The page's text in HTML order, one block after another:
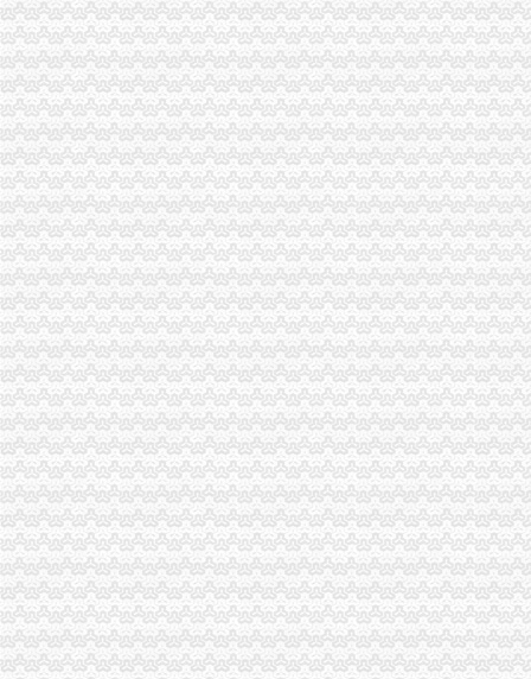
北京芍居会计服务、办理税务登记-北京58同城
磁器口办税务登记证
北京办理注册有限公司流程
【办理组织机构代码证、办理税务登记证】-朝大望路易登网
办理税务登记证注销你只需要了解2点_税务登记证注销_税务登记证注
个体户有营业执照,怎么办理税务登记证-生活杂谈-得意生活-武汉生
合肥哪里办税务登记证？-问答-合肥合肥房多多
陈家湾办税务登记证
如何看懂三大财务报表doc下载_爱问共享资料
刚刚！临川区发布了2017年城区范围小学学区划分通告,看看你家娃在
关于印发《2014年郴州市“民生100工程”考核指标报送要求和验收标
临川区2014年秋季小学招生实施方案--中国临川网
[公告]重庆钢铁：详式权益变动报告书-[中财网]
陈家桥办税务登记证
租售转让|公司|重庆市|重庆_新浪新闻
重庆燃气：2016年年度报告_搜狐财经_搜狐网
方正证券-资讯
沙坪坝区陈家桥院电子摄像监控系统招标公告-中国采招网
2015年太仓学区划分标准-家居装修互动问答
沙坪坝区办税务登记证流程
单位纳税人、个体工商户、分支机构办理税务登记证的流程
开沙场与开采石场手续_破碎机厂家
百业网_为企业,做推广
卫生执照公司_卫生执照厂家_公司黄页-阿里巴巴
2017年公司注册流程-法律快车公司法
重庆办税务登记证
已办税务登记证且未达起征点的个体工商户-税务答疑